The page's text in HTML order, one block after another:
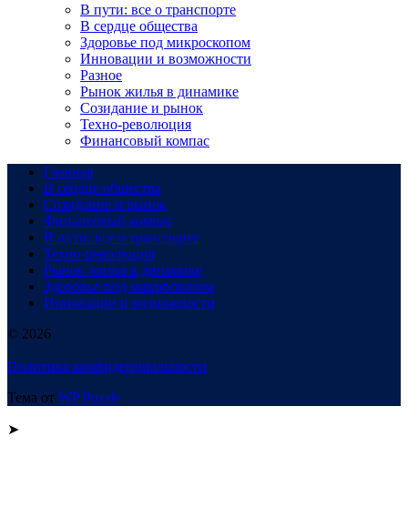
В пути: все о транспорте
В сердце общества
Здоровье под микроскопом
Инновации и возможности
Разное
Рынок жилья в динамике
Созидание и рынок
Техно-революция
Финансовый компас
Главная
В сердце общества
Созидание и рынок
Финансовый компас
В пути: все о транспорте
Техно-революция
Рынок жилья в динамике
Здоровье под микроскопом
Инновации и возможности
© 2026
Политика конфиденциальности
Тема от WP Puzzle
➤